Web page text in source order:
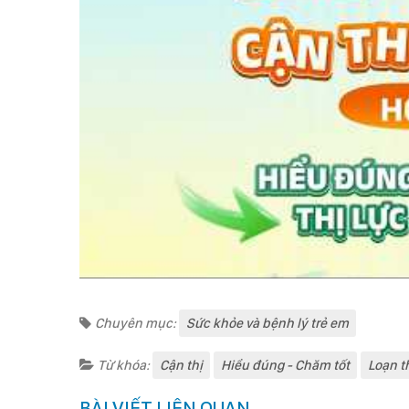
Chuyên mục: Sức khỏe và bệnh lý trẻ em
Từ khóa: Cận thị Hiểu đúng - Chăm tốt Loạn